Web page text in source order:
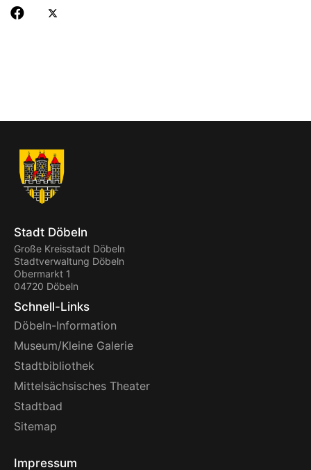
Stadt Döbeln
Große Kreisstadt Döbeln
Stadtverwaltung Döbeln
Obermarkt 1
04720 Döbeln
Schnell-Links
Döbeln-Information
Museum/Kleine Galerie
Stadtbibliothek
Mittelsächsisches Theater
Stadtbad
Sitemap
Impressum